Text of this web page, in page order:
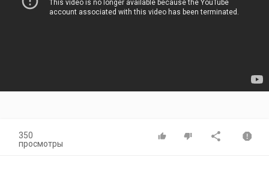
350
просмотры